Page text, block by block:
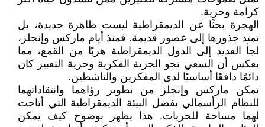
كرامة وحرية.
الهجرة بحثًا عن الديمقراطية ليست ظاهرة جديدة، بل
تمتد جذورها إلى عصور قديمة. فمنذ أيام ماركس وإنجلز،
لجأ العديد إلى الدول الديمقراطية هربًا من القمع، مما
يعكس أن السعي نحو الحرية الفكرية وحرية التعبير كان
دائمًا دافعًا أساسيًا لدى المفكرين والناشطين.
تمكن ماركس وإنجلز من تطوير رؤاهما وانتقاداتهما
للنظام الرأسمالي بفضل البيئة الديمقراطية التي أتاحت
لهما مساحة للحريات. هذا يظهر بوضوح كيف يمكن